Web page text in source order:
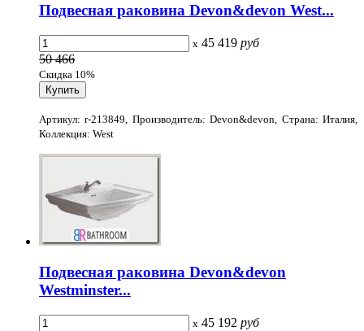
Подвесная раковина Devon&devon West...
x 45 419 руб
50 466
Скидка 10%
Артикул: r-213849, Производитель: Devon&devon, Страна: Италия,
Коллекция: West
Подвесная раковина Devon&devon
Westminster...
x 45 192 руб